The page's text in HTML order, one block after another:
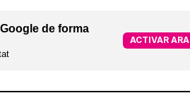
de forma
ACTIVAR ARA